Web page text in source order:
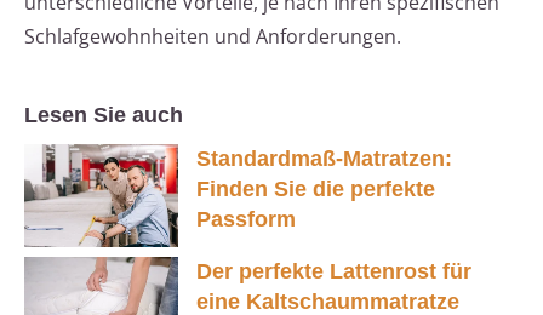
Schlafgewohnheiten und Anforderungen.
Lesen Sie auch
Standardmaß-Matratzen:
Finden Sie die perfekte
Passform
Der perfekte Lattenrost für
eine Kaltschaummatratze